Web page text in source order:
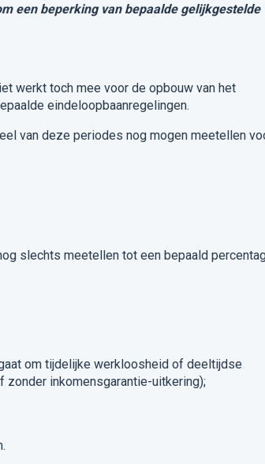
een beperking van bepaalde gelijkgestelde
werkt toch mee voor de opbouw van het
eindeloopbaanregelingen.
van deze periodes nog mogen meetellen
slechts meetellen tot een bepaald
om tijdelijke werkloosheid of deeltijdse
zonder inkomensgarantie-uitkering);